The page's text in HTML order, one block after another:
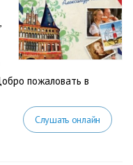
пожаловать в
Слушать онлайн